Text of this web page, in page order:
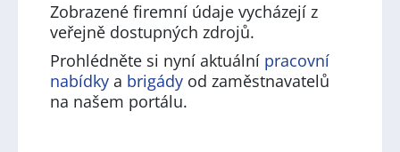
Zobrazené firemní údaje vycházejí z
veřejně dostupných zdrojů.
Prohlédněte si nyní aktuální pracovní
nabídky a brigády od zaměstnavatelů
na našem portálu.